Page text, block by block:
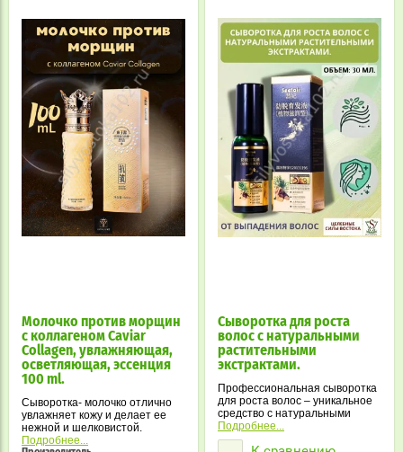
Молочко против морщин
с коллагеном Caviar
Collagen, увлажняющая,
осветляющая, эссенция
100 ml.
Сыворотка- молочко отлично
увлажняет кожу и делает ее
нежной и шелковистой.
Продукт эффективен для
Подробнее...
Сыворотка для роста
волос с натуральными
растительными
экстрактами.
Профессиональная сыворотка
для роста волос – уникальное
средство с натуральными
растительными экстрактами,
разработанное для
Подробнее...